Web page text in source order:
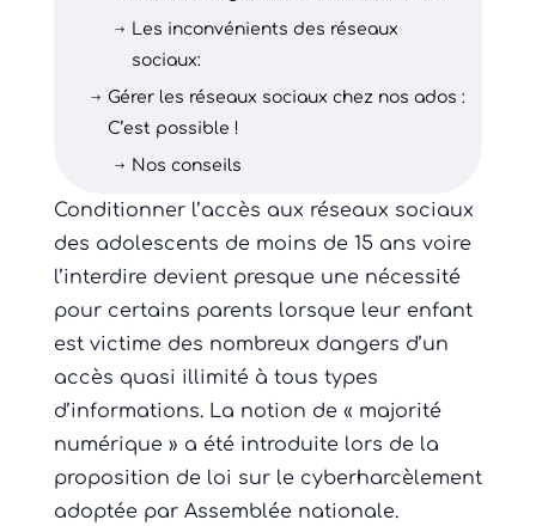
$
Les inconvénients des réseaux
sociaux:
$ Gérer les réseaux sociaux chez nos ados :
C’est possible !
$ Nos conseils
Conditionner l’accès aux réseaux sociaux
des adolescents de moins de 15 ans voire
l’interdire devient presque une nécessité
pour certains parents lorsque leur enfant
est victime des nombreux dangers d’un
accès quasi illimité à tous types
d’informations. La notion de « majorité
numérique » a été introduite lors de la
proposition de loi sur le cyberharcèlement
adoptée par Assemblée nationale.